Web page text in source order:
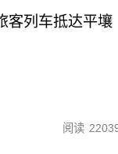
客列车抵达平壤
阅读